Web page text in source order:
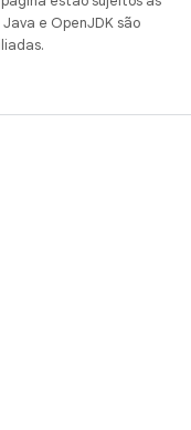
Java e OpenJDK são